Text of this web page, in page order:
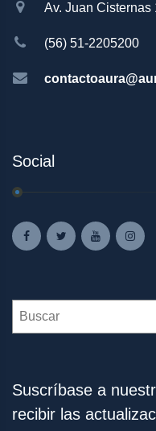
Av. Juan
(56) 51-2205200
Social
Search
Suscríbase a
recibir las